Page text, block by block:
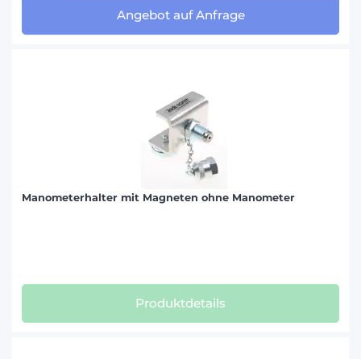
Angebot auf Anfrage
Manometerhalter mit Magneten ohne Manometer
Produktdetails